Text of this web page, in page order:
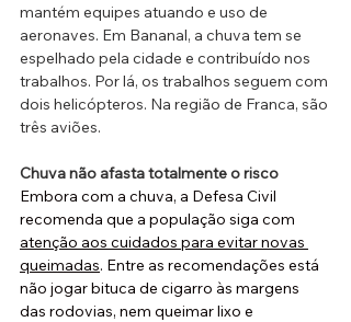
mantém equipes atuando e uso de
aeronaves. Em Bananal, a chuva tem se
espelhado pela cidade e contribuído nos
trabalhos. Por lá, os trabalhos seguem com
dois helicópteros. Na região de Franca, são
três aviões.
Chuva não afasta totalmente o risco
Embora com a chuva, a Defesa Civil
recomenda que a população siga com
atenção aos cuidados para evitar novas
queimadas. Entre as recomendações está
não jogar bituca de cigarro às margens
das rodovias, nem queimar lixo e